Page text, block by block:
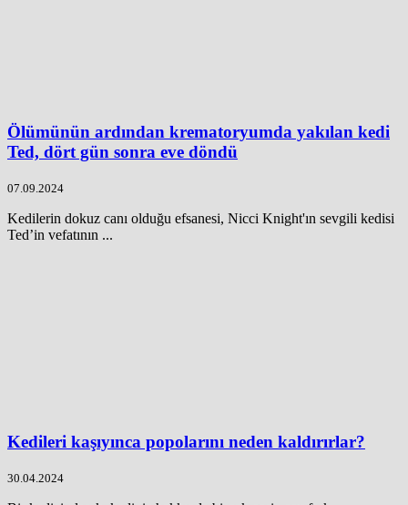
Ölümünün ardından krematoryumda yakılan kedi
Ted, dört gün sonra eve döndü
07.09.2024
Kedilerin dokuz canı olduğu efsanesi, Nicci Knight'ın sevgili kedisi
Ted’in vefatının ...
Kedileri kaşıyınca popolarını neden kaldırırlar?
30.04.2024